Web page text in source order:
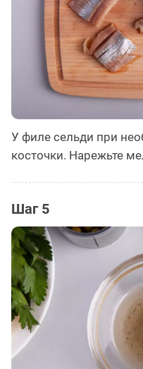
У филе сельди при
косточки. Нарежьте
Шаг 5